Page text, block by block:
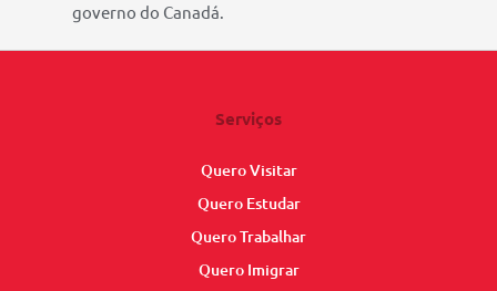
governo do Canadá.
Serviços
Quero Visitar
Quero Estudar
Quero Trabalhar
Quero Imigrar